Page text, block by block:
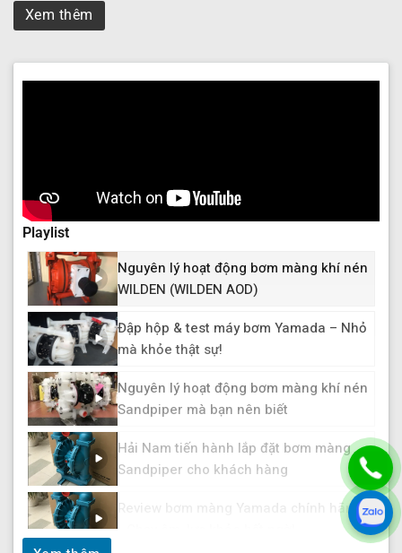
Xem thêm
Playlist
Nguyên lý hoạt động bơm màng khí nén
WILDEN (WILDEN AOD)
Đập hộp & test máy bơm Yamada – Nhỏ
mà khỏe thật sự!
Nguyên lý hoạt động bơm màng khí nén
Sandpiper mà bạn nên biết
Hải Nam tiến hành lắp đặt bơm màng
Sandpiper cho khách hàng
Review bơm màng Yamada chính hãng